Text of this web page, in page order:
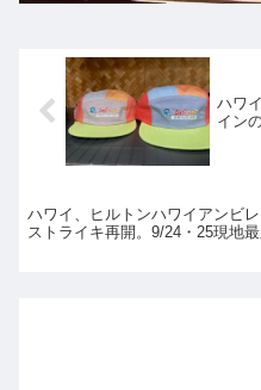
ハワ
イン
ハワイ、ヒルトンハワイアンビ
ストライキ再開。9/24・25現地